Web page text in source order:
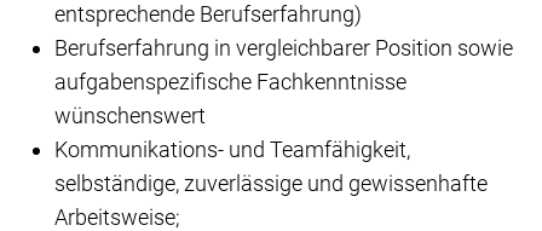
entsprechende Berufserfahrung)
Berufserfahrung in vergleichbarer Position sowie
aufgabenspezifische Fachkenntnisse
wünschenswert
Kommunikations- und Teamfähigkeit,
selbständige, zuverlässige und gewissenhafte
Arbeitsweise;